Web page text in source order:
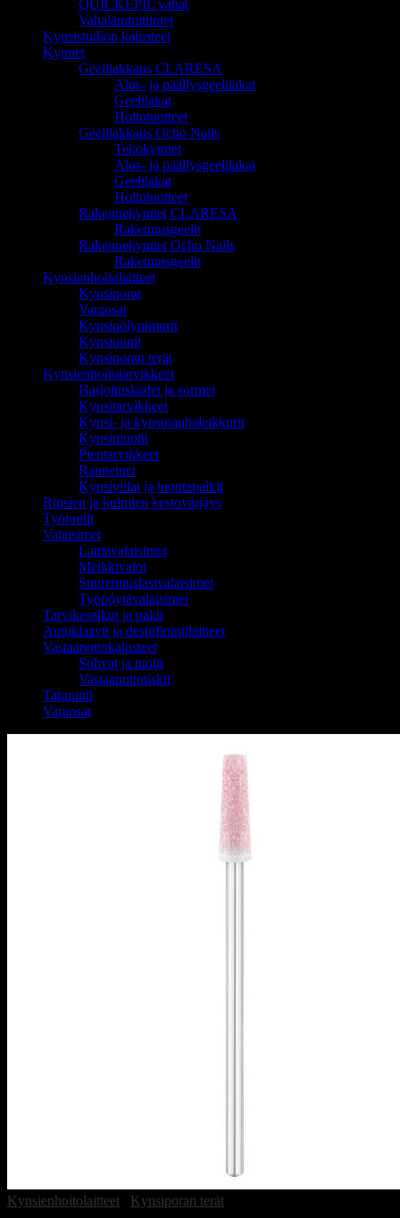
QUICKEPIL vahat
Vahalämmittimet
Kynsistudion kalusteet
Kynnet
Geelilakkaus CLARESA
Alus- ja päällysgeelilakat
Geelilakat
Hoitotuotteet
Geelilakkaus Ocho Nails
Tekokynnet
Alus- ja päällysgeelilakat
Geelilakat
Hoitotuotteet
Rakennekynnet CLARESA
Rakennusgeelit
Rakennekynnet Ocho Nails
Rakennusgeelit
Kynsienhoitolaitteet
Kynsiporat
Varaosat
Kynsipölynimurit
Kynsiuunit
Kynsiporan terät
Kynsienhoitotarvikkeet
Harjoituskädet ja sormet
Kynsitarvikkeet
Kynsi- ja kynsinauhaleikkurit
Kynsimuotit
Pientarvikkeet
Rannetuet
Kynsiviilat ja hiontapalkit
Ripsien ja kulmien kestovärjäys
Työtuolit
Valaisimet
Lattiavalaisimet
Meikkivalot
Suurennuslasivalaisimet
Työpöytävalaisimet
Tarvikesalkut ja pakit
Autoklaavit ja desinfiointilaitteet
Vastaanottokalusteet
Sohvat ja tuolit
Vastaanottotiskit
Tatuointi
Varaosat
Kynsienhoitolaitteet Kynsiporan terät